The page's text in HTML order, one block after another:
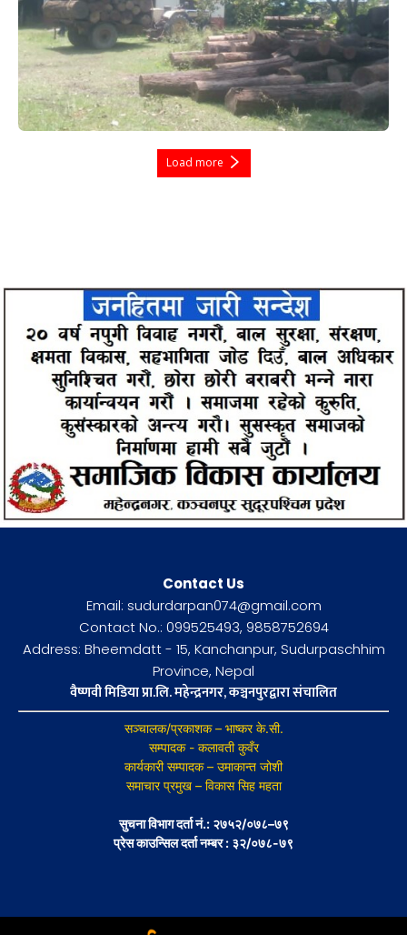
Load more
Contact Us
Email: sudurdarpan074@gmail.com
Contact No.: 099525493, 9858752694
Address: Bheemdatt - 15, Kanchanpur, Sudurpaschhim
Province, Nepal
वैष्णवी मिडिया प्रा.लि. महेन्द्रनगर, कञ्चनपुरद्वारा संचालित
सञ्चालक/प्रकाशक – भाष्कर के.सी.
सम्पादक - कलावती कुवँर
कार्यकारी सम्पादक – उमाकान्त जोशी
समाचार प्रमुख – विकास सिह महता
सुचना विभाग दर्ता नं.: २७५२/०७८–७९
प्रेस काउन्सिल दर्ता नम्बर : ३२/०७८-७९